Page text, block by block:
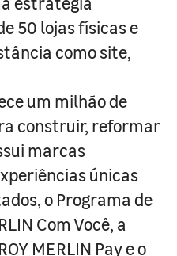
50 lojas físicas e
como site,
um milhão de
construir, reformar
marcas
únicas
o Programa de
Com Você, a
MERLIN Pay e o